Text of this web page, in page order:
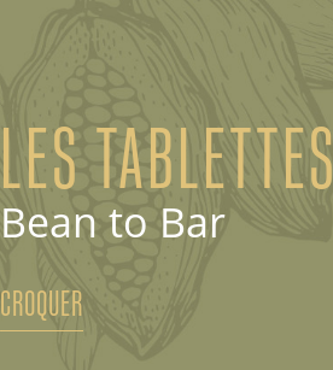
LES TABLETTES
Bean to Bar
CROQUER